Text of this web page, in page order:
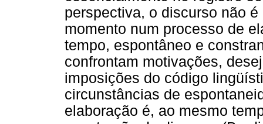
perspectiva, o discurso não
momento num processo de
tempo, espontâneo e
confrontam motivações,
imposições do código
circunstâncias de
elaboração é, ao mesmo